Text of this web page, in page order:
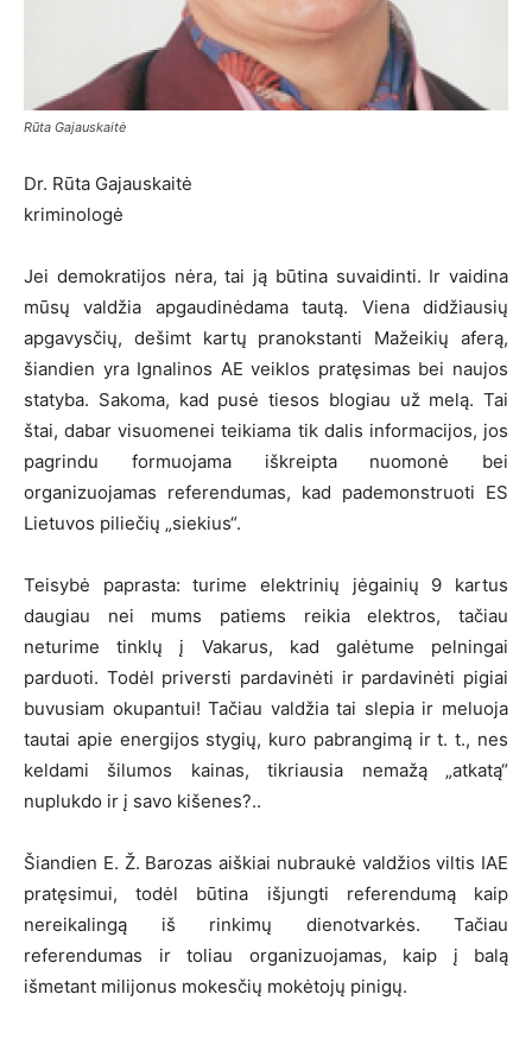
Rūta Gajauskaitė
Dr. Rūta Gajauskaitė
kriminologė
Jei demokratijos nėra, tai ją būtina suvaidinti. Ir vaidina
mūsų valdžia apgaudinėdama tautą. Viena didžiausių
apgavysčių, dešimt kartų pranokstanti Mažeikių aferą,
šiandien yra Ignalinos AE veiklos pratęsimas bei naujos
statyba. Sakoma, kad pusė tiesos blogiau už melą. Tai
štai, dabar visuomenei teikiama tik dalis informacijos, jos
pagrindu formuojama iškreipta nuomonė bei
organizuojamas referendumas, kad pademonstruoti ES
Lietuvos piliečių „siekius“.
Teisybė paprasta: turime elektrinių jėgainių 9 kartus
daugiau nei mums patiems reikia elektros, tačiau
neturime tinklų į Vakarus, kad galėtume pelningai
parduoti. Todėl priversti pardavinėti ir pardavinėti pigiai
buvusiam okupantui! Tačiau valdžia tai slepia ir meluoja
tautai apie energijos stygių, kuro pabrangimą ir t. t., nes
keldami šilumos kainas, tikriausia nemažą „atkatą“
nuplukdo ir į savo kišenes?..
Šiandien E. Ž. Barozas aiškiai nubraukė valdžios viltis IAE
pratęsimui, todėl būtina išjungti referendumą kaip
nereikalingą iš rinkimų dienotvarkės. Tačiau
referendumas ir toliau organizuojamas, kaip į balą
išmetant milijonus mokesčių mokėtojų pinigų.